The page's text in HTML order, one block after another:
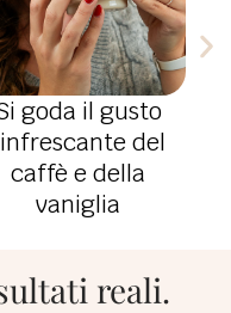
goda il gusto
del
caffè e della
vaniglia
reali.